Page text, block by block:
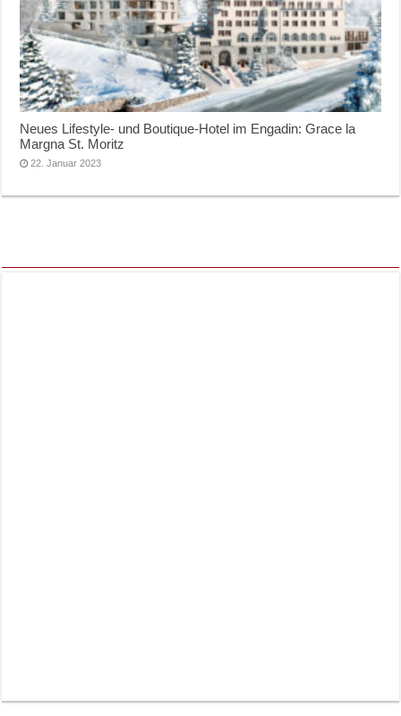
Neues Lifestyle- und Boutique-Hotel im Engadin: Grace la
Margna St. Moritz
22. Januar 2023